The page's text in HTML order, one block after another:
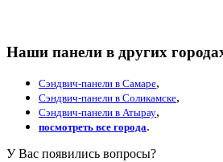
Наши панели в других
Сэндвич-панели в Самаре,
Сэндвич-панели в Соликамске,
Сэндвич-панели в Атырау,
посмотреть все города.
У Вас появились вопросы?